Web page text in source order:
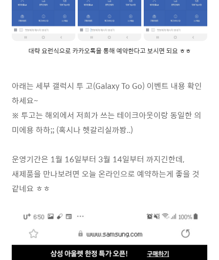
대략 요런식으로 카카오톡을 통해 예약한다고 보시면 되요 ㅎㅎ
아래는 세부 갤럭시 투 고(Galaxy To Go) 이벤트 내용 확인
하세요~
※ 투고는 해외에서 저희가 쓰는 테이크아웃이랑 동일한 의
미에용 하하;; (혹시나 헷갈리실까봥..)
운영기간은 1월 16일부터 3월 14일부터 까지긴한데,
새제품을 만나보려면 오늘 온라인으로 예약하는게 좋을 것
같네요 ㅎㅎ